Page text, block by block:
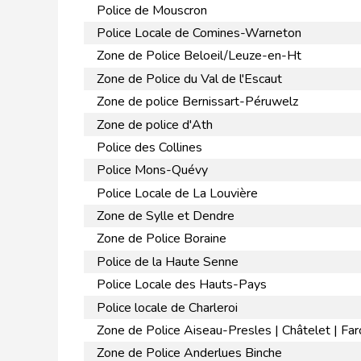
Police de Mouscron
Police Locale de Comines-Warneton
Zone de Police Beloeil/Leuze-en-Ht
Zone de Police du Val de l'Escaut
Zone de police Bernissart-Péruwelz
Zone de police d'Ath
Police des Collines
Police Mons-Quévy
Police Locale de La Louvière
Zone de Sylle et Dendre
Zone de Police Boraine
Police de la Haute Senne
Police Locale des Hauts-Pays
Police locale de Charleroi
Zone de Police Aiseau-Presles | Châtelet |
Zone de Police Anderlues Binche